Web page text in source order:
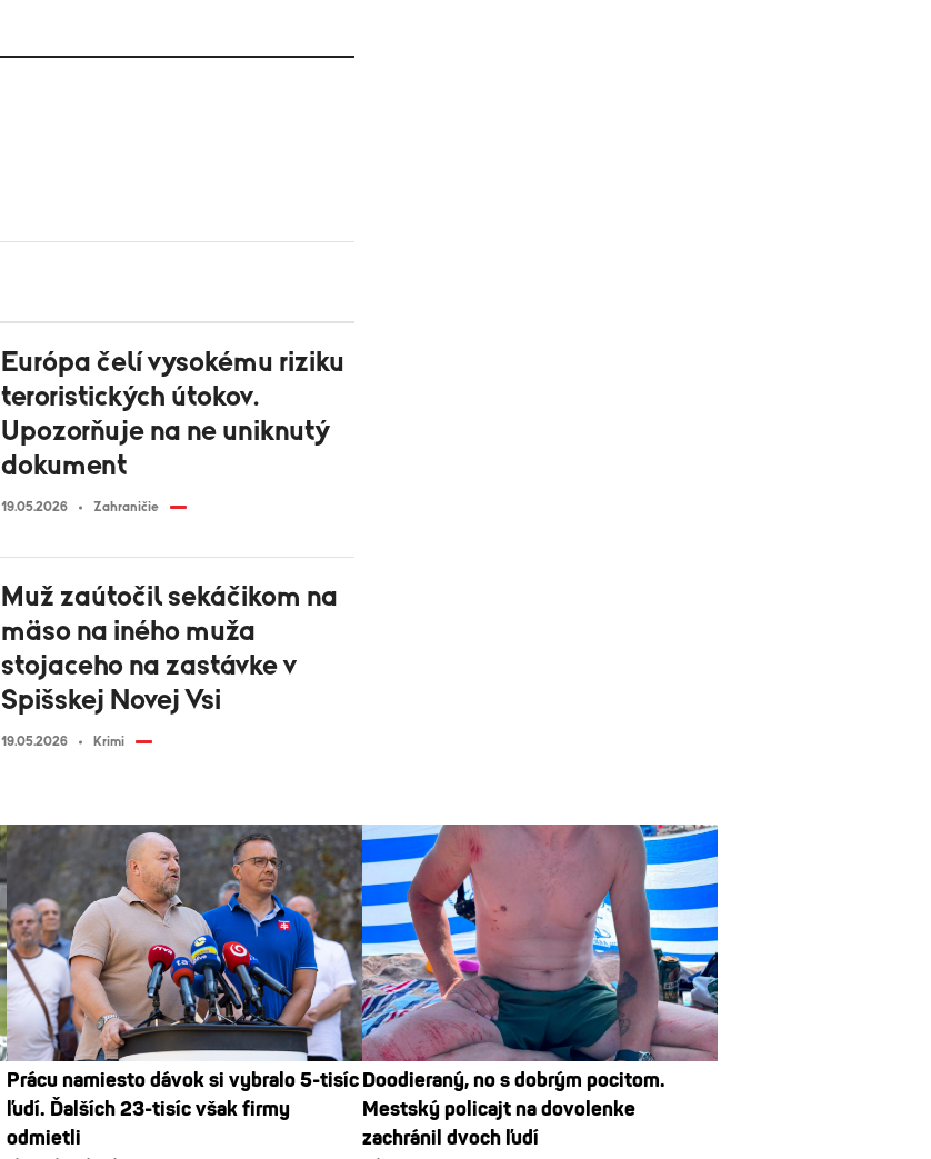
Európa čelí vysokému riziku
teroristických útokov.
Upozorňuje na ne uniknutý
dokument
19.05.2026 Zahraničie
Muž zaútočil sekáčikom na
mäso na iného muža
stojaceho na zastávke v
Spišskej Novej Vsi
19.05.2026 Krimi
Prácu namiesto dávok si vybralo 5-tisíc
ľudí. Ďalších 23-tisíc však firmy
odmietli
Doodieraný, no s dobrým pocitom.
Mestský policajt na dovolenke
zachránil dvoch ľudí